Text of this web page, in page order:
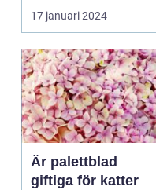
känt som col...
17 januari 2024
Är palettblad
giftiga för katter